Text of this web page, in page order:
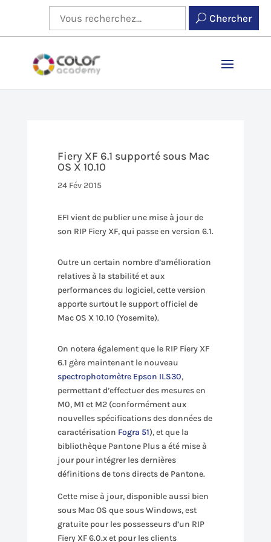
Chercher
Fiery XF 6.1 supporté sous Mac
OS X 10.10
24 Fév 2015
EFI vient de publier une mise à jour de
son RIP Fiery XF, qui passe en version 6.1.
Outre un certain nombre d’amélioration
relatives à la stabilité et aux
performances du logiciel, cette version
apporte surtout le support officiel de
Mac OS X 10.10 (Yosemite).
On notera également que le RIP Fiery XF
6.1 gère maintenant le nouveau
spectrophotomètre Epson ILS30,
permettant d’effectuer des mesures en
M0, M1 et M2 (conformément aux
nouvelles spécifications des données de
caractérisation Fogra 51), et que la
bibliothèque Pantone Plus a été mise à
jour pour intégrer les dernières
définitions de tons directs de Pantone.
Cette mise à jour, disponible aussi bien
sous Mac OS que sous Windows, est
gratuite pour les possesseurs d’un RIP
Fiery XF 6.0.x et pour les clients